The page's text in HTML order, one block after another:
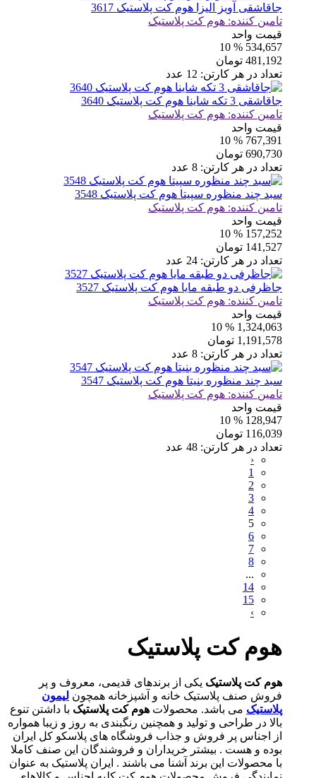
جاقاشقی آویز الیزا هوم کت پلاستیک 3617
تامین کننده: هوم کت پلاستیک
قیمت واحد
534,657
% 10
481,192 تومان
تعداد در هر کارتن: 12 عدد
جاقاشقی 3 تکه شاینا هوم کت پلاستیک 3640
تامین کننده: هوم کت پلاستیک
قیمت واحد
767,391
% 10
690,730 تومان
تعداد در هر کارتن: 8 عدد
سبد چند منظوره سپیتا هوم کت پلاستیک 3548
تامین کننده: هوم کت پلاستیک
قیمت واحد
157,252
% 10
141,527 تومان
تعداد در هر کارتن: 24 عدد
جاظرفی دو طبقه مایا هوم کت پلاستیک 3527
تامین کننده: هوم کت پلاستیک
قیمت واحد
1,324,063
% 10
1,191,578 تومان
تعداد در هر کارتن: 8 عدد
سبد چند منظوره بنیتا هوم کت پلاستیک 3547
تامین کننده: هوم کت پلاستیک
قیمت واحد
128,947
% 10
116,039 تومان
تعداد در هر کارتن: 48 عدد
‹
1
2
3
4
5
6
7
8
...
14
15
›
هوم کت پلاستیک
هوم کت پلاستیک یکی از برندهای قدیمی، معروف و پر
فروش صنف پلاستیک خانه و آشپزخانه همچون لیمون
پلاستیک می باشد. محصولات هوم کت پلاستیک با داشتن تنوع
بالا در طراحی و تولید و همچنین رنگبندی به روز و زیبا همواره
از اجناس پر فروش و جذاب فروشگاه های پلاسکو کل ایران
بوده و هست . بیشتر خریداران و فروشندگان این صنف کاملا
با محصولات این برند آشنا می باشند . ایران پلاستیک به عنوان